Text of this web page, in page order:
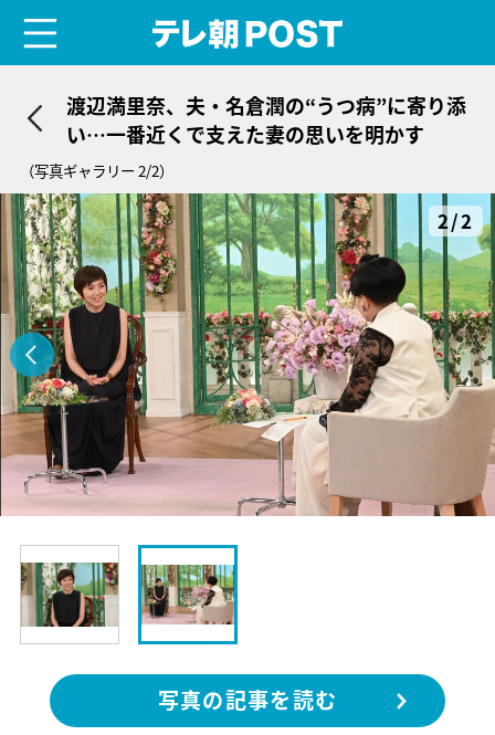
渡辺満里奈、夫・名倉潤の“うつ病”に寄り添
い…一番近くで支えた妻の思いを明かす
（写真ギャラリー 2/2）
2/2
写真の記事を読む